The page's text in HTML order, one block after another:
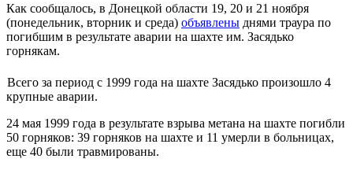
Как сообщалось, в Донецкой области 19, 20 и 21 ноября
(понедельник, вторник и среда) объявлены днями траура по
погибшим в результате аварии на шахте им. Засядько
горнякам.
Всего за период с 1999 года на шахте Засядько произошло 4
крупные аварии.
24 мая 1999 года в результате взрыва метана на шахте погибли
50 горняков: 39 горняков на шахте и 11 умерли в больницах,
еще 40 были травмированы.